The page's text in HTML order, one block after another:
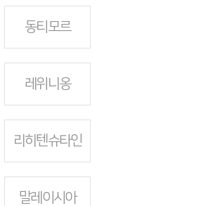
동티모르
레위니옹
리히텐슈타인
말레이시아